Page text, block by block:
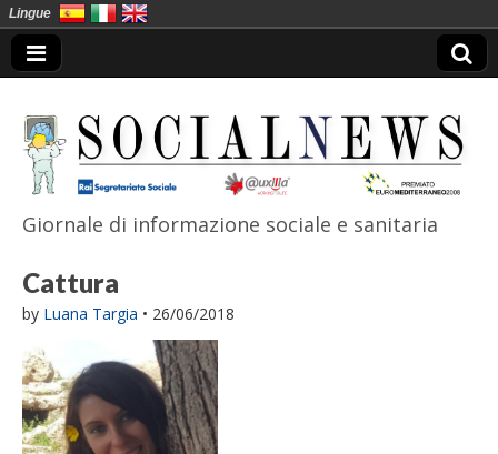
SocialNews
Giornale di informazione sociale e sanitaria
Cattura
by Luana Targia • 26/06/2018
Lingue